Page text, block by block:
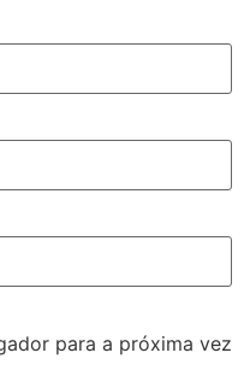
para a próxima vez